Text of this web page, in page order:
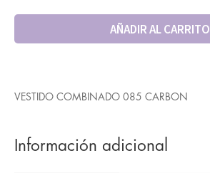
AÑADIR AL CARRITO
VESTIDO COMBINADO 085 CARBON
Información adicional